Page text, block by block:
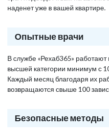
наденет уже в вашей квартире.
Опытные врачи
В службе «Рехаб365» работают
высшей категории минимум с
Каждый месяц благодаря их
возвращаются свыше 100
Безопасные методы